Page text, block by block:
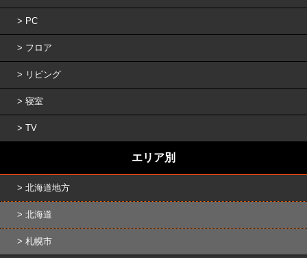
PC
フロア
リビング
寝室
TV
エリア別
北海道地方
北海道
札幌市